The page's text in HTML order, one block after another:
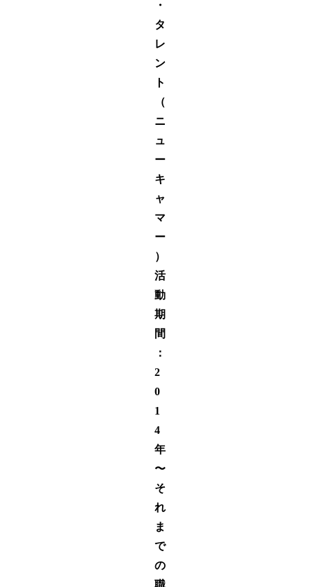
・
タ
レ
ン
ト
（
ニ
ュ
ー
キ
ャ
マ
ー
）
活
動
期
間
：
2
0
1
4
年
〜
そ
れ
ま
で
の
職